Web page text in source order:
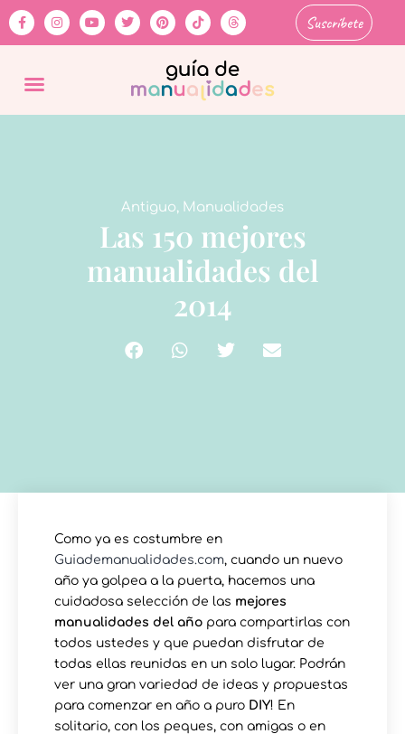
Suscríbete
Antiguo, Manualidades
Las 150 mejores
manualidades del
2014
Como ya es costumbre en
Guiademanualidades.com, cuando un nuevo
año ya golpea a la puerta, hacemos una
cuidadosa selección de las mejores
manualidades del año para compartirlas con
todos ustedes y que puedan disfrutar de
todas ellas reunidas en un solo lugar. Podrán
ver una gran variedad de ideas y propuestas
para comenzar en año a puro DIY! En
solitario, con los peques, con amigas o en